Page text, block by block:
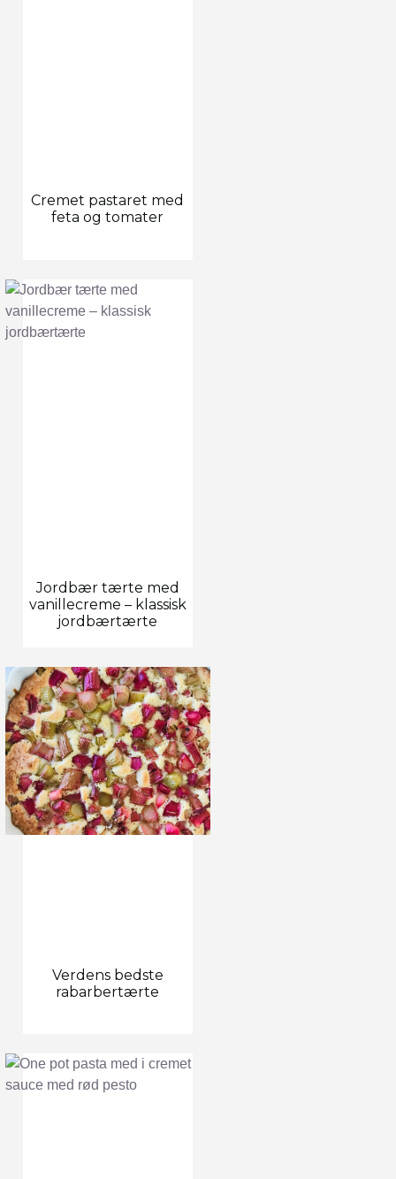
Cremet pastaret med
feta og tomater
Jordbær tærte med
vanillecreme – klassisk
jordbærtærte
Verdens bedste
rabarbertærte